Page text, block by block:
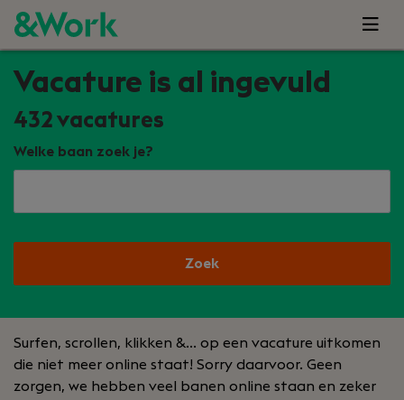
Vacature is al ingevuld
432 vacatures
Welke baan zoek je?
Zoek
Surfen, scrollen, klikken &… op een vacature uitkomen
die niet meer online staat! Sorry daarvoor. Geen
zorgen, we hebben veel banen online staan en zeker